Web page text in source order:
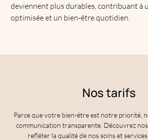
deviennent plus durables, contribuant à
optimisée et un bien-être quotidien.
Nos tarifs
Parce que votre bien-être est notre priorité,
communication transparente. Découvrez
refléter la qualité de nos soins et